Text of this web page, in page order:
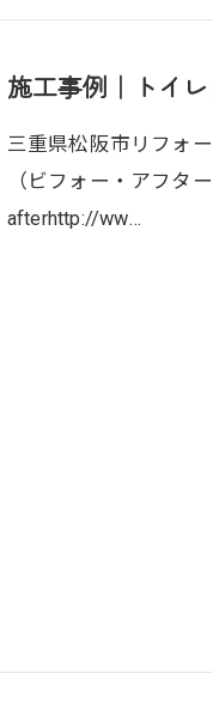
施工事例｜トイ
三重県松阪市リフォ
（ビフォー・アフタ
afterhttp://ww…